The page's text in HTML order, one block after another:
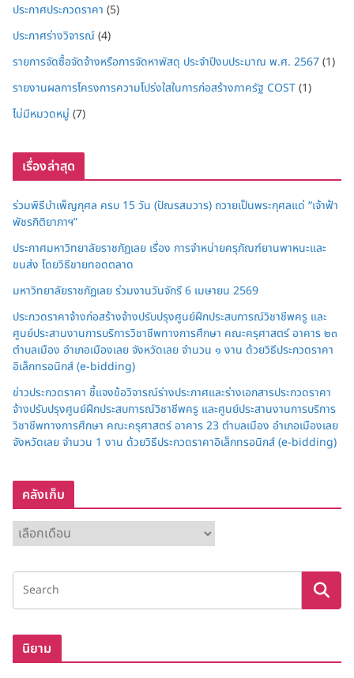
ประกาศประกวดราคา (5)
ประกาศร่างวิจารณ์(4)
รายการจัดซื้อจัดจ้างหรือการจัดหาพัสดุ ประจำปีงบประมาณ พ.ศ. 2567(1)
รายงานผลการโครงการความโปร่งใสในการก่อสร้างภาครัฐ COST(1)
ไม่มีหมวดหมู่ (7)
เรื่องล่าสุด
ร่วมพิธีบำเพ็ญกุศล ครบ 15 วัน (ปัณรสมวาร) ถวายเป็นพระกุศลแด่ “เจ้าฟ้า
พัชรกิติยาภาฯ”
ประกาศมหาวิทยาลัยราชภัฏเลย เรื่อง การจำหน่ายครุภัณฑ์ยานพาหนะและ
ขนส่ง โดยวิธีขายทอดตลาด
มหาวิทยาลัยราชภัฏเลย ร่วมงานวันจักรี 6 เมษายน 2569
ประกวดราคาจ้างก่อสร้างจ้างปรับปรุงศูนย์ฝึกประสบการณ์วิชาชีพครู และ
ศูนย์ประสานงานการบริการวิชาชีพทางการศึกษา คณะครุศาสตร์ อาคาร ๒๓
ตำบลเมือง อำเภอเมืองเลย จังหวัดเลย จำนวน ๑ งาน ด้วยวิธีประกวดราคา
อิเล็กทรอนิกส์ (e-bidding)
ข่าวประกวดราคา ชี้แจงข้อวิจารณ์ร่างประกาศและร่างเอกสารประกวดราคา
จ้างปรับปรุงศูนย์ฝึกประสบการณ์วิชาชีพครู และศูนย์ประสานงานการบริการ
วิชาชีพทางการศึกษา คณะครุศาสตร์ อาคาร 23 ตำบลเมือง อำเภอเมืองเลย
จังหวัดเลย จำนวน 1 งาน ด้วยวิธีประกวดราคาอิเล็กทรอนิกส์ (e-bidding)
คลังเก็บ
ลั
ง
ก็
นิยาม